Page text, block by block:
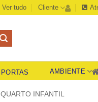
Ver tudo Cliente
PORTAS AMBIENTE
QUARTO INFANTIL